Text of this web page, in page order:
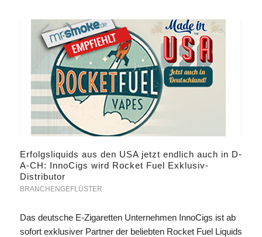
Erfolgsliquids aus den USA jetzt endlich auch in D-
A-CH: InnoCigs wird Rocket Fuel Exklusiv-
Distributor
BRANCHENGEFLÜSTER
Das deutsche E-Zigaretten Unternehmen InnoCigs ist ab
sofort exklusiver Partner der beliebten Rocket Fuel Liquids